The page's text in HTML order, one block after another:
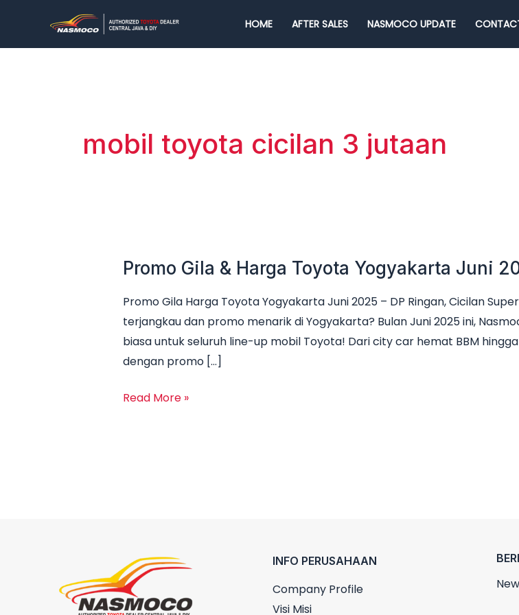
konten
HOME AFTER SALES NASMOCO UPDATE
mobil toyota cicilan 3 jutaan
Promo Gila & Harga Toyota Yogyakarta Juni
Promo Gila Harga Toyota Yogyakarta Juni 2025 – DP Ringan, Cicilan
terjangkau dan promo menarik di Yogyakarta? Bulan Juni 2025 ini,
biasa untuk seluruh line-up mobil Toyota! Dari city car hemat BBM
dengan promo […]
Promo
&
Harga
Toyota
Yogyakarta
2025
Read More »
INFO PERUSAHAAN
Company Profile
Visi Misi